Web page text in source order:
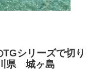
シリーズで切り
県 城ヶ島